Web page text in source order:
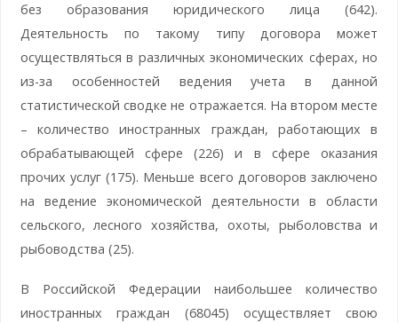
без образования юридического лица (642).
Деятельность по такому типу договора может
осуществляться в различных экономических сферах, но
из-за особенностей ведения учета в данной
статистической сводке не отражается. На втором месте
– количество иностранных граждан, работающих в
обрабатывающей сфере (226) и в сфере оказания
прочих услуг (175). Меньше всего договоров заключено
на ведение экономической деятельности в области
сельского, лесного хозяйства, охоты, рыболовства и
рыбоводства (25).
В Российской Федерации наибольшее количество
иностранных граждан (68045) осуществляет свою